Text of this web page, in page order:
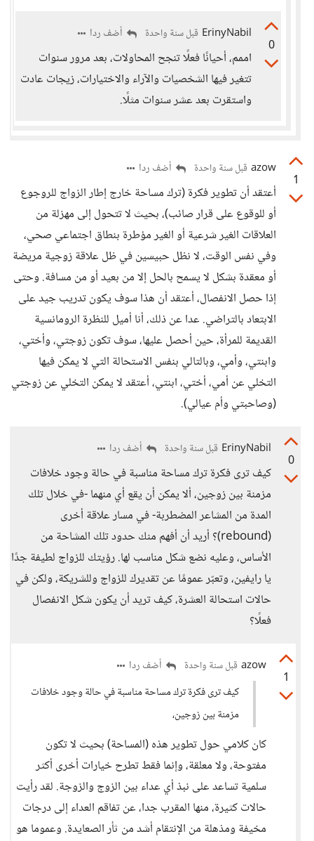
0
ErinyNabil قبل سنة واحدة أضف ردا
اممم، أحيانًا فعلًا تنجح المحاولات، بعد مرور سنوات
تتغير فيها الشخصيات والآراء والاختيارات، زيجات عادت
واستقرت بعد عشر سنوات مثلًا.
1
azow قبل سنة واحدة أضف ردا
أعتقد أن تطوير فكرة (ترك مساحة خارج إطار الزواج للروجوع
أو للوقوع على قرار صائب)، بحيث لا تتحول إلى مهزلة من
العلاقات الغير شرعية أو الغير مؤطرة بنطاق اجتماعي صحي،
وفي نفس الوقت، لا نظل حبيسين في ظل علاقة زوجية مريضة
أو معقدة بشكل لا يسمح بالحل إلا من بعيد أو من مسافة. وحتى
إذا حصل الانفصال، أعتقد أن هذا سوف يكون تدريب جيد على
الابتعاد بالتراضي. عدا عن ذلك، أنا أميل للنظرة الرومانسية
القديمة للمرأة، حين أحصل عليها، سوف تكون زوجتي، وأختي،
وابنتي، وأمي، وبالتالي بنفس الاستحالة التي لا يمكن فيها
التخلي عن أمي، أختي، ابنتي، أعتقد لا يمكن التخلي عن زوجتي
(وصاحبتي وأم عيالي).
0
ErinyNabil قبل سنة واحدة أضف ردا
كيف ترى فكرة ترك مساحة مناسبة في حالة وجود خلافات
مزمنة بين زوجين، ألا يمكن أن يقع أي منهما -في خلال تلك
المدة من المشاعر المضطربة- في مسار علاقة أخرى
(rebound)؟ أريد أن أفهم منك حدود تلك المشاحة من
الأساس، وعليه نضع شكل مناسب لها. رؤيتك للزواج لطيفة جدًا
يا رايفين، وتعبّر عمومًا عن تقديرك للزواج وللشريكة، ولكن في
حالات استحالة العشرة، كيف تريد أن يكون شكل الانفصال
فعلًا؟
1
azow قبل سنة واحدة
أضف ردا
كيف ترى فكرة ترك مساحة مناسبة في حالة وجود خلافات
مزمنة بين زوجين،
كان كلامي حول تطوير هذه (المساحة) بحيث لا تكون
مفتوحة، ولا معلقة، وإنما فقط تطرح خيارات أخرى أكثر
سلمية تساعد على نبذ أي عداء بين الزوج والزوجة. لقد رأيت
حالات كثيرة، منها المقرب جدا، عن تفاقم العداء إلى درجات
مخيفة ومذهلة من الإنتقام أشد من ثأر الصعايدة. وعموما هو